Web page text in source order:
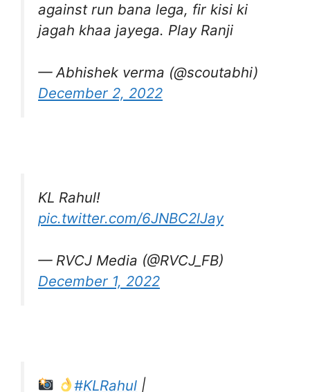
against run bana lega, fir kisi ki
jagah khaa jayega. Play Ranji
— Abhishek verma (@scoutabhi)
December 2, 2022
KL Rahul!
pic.twitter.com/6JNBC2lJay
— RVCJ Media (@RVCJ_FB)
December 1, 2022
#KLRahul |